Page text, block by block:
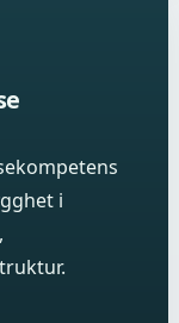
i